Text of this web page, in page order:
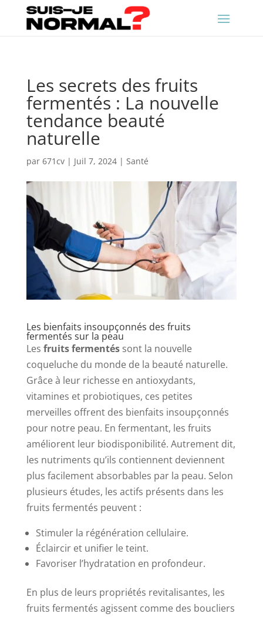
Les secrets des fruits
fermentés : La nouvelle
tendance beauté
naturelle
par 671cv| Juil 7, 2024| Santé
Les bienfaits insoupçonnés des fruits
fermentés sur la peau
Les fruits fermentéssont la nouvelle
coqueluche du monde de la beauté naturelle.
Grâce à leur richesse en antioxydants,
vitamines et probiotiques, ces petites
merveilles offrent des bienfaits insoupçonnés
pour notre peau. En fermentant, les fruits
améliorent leur biodisponibilité. Autrement dit,
les nutriments qu’ils contiennent deviennent
plus facilement absorbables par la peau. Selon
plusieurs études, les actifs présents dans les
fruits fermentés peuvent :
Stimuler la régénération cellulaire.
Éclaircir et unifier le teint.
Favoriser l’hydratation en profondeur.
En plus de leurs propriétés revitalisantes, les
fruits fermentés agissent comme des boucliers